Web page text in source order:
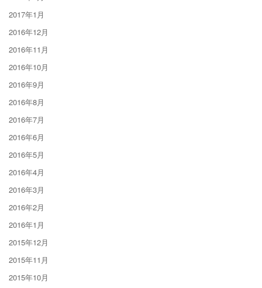
2017年1月
2016年12月
2016年11月
2016年10月
2016年9月
2016年8月
2016年7月
2016年6月
2016年5月
2016年4月
2016年3月
2016年2月
2016年1月
2015年12月
2015年11月
2015年10月